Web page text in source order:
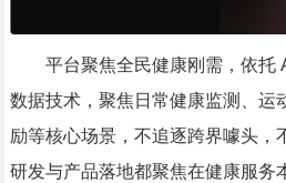
平台聚焦全民健康刚需，依托
数据技术，聚焦日常健康监测、运
励等核心场景，不追逐跨界噱头，
研发与产品落地都聚焦在健康服务